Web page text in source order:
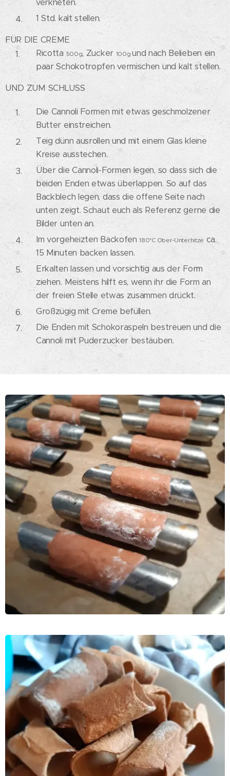
verkneten.
1 Std. kalt stellen.
FÜR DIE CREME
Ricotta500g, Zucker 100gund nach Belieben ein
paar Schokotropfen vermischen und kalt stellen.
UND ZUM SCHLUSS
Die Cannoli Formen mit etwas geschmolzener
Butter einstreichen.
Teig dünn ausrollen und mit einem Glas kleine
Kreise ausstechen.
Über die Cannoli-Formen legen, so dass sich die
beiden Enden etwas überlappen. So auf das
Backblech legen, dass die offene Seite nach
unten zeigt. Schaut euch als Referenz gerne die
Bilder unten an.
Im vorgeheizten Backofen180°C Ober-Unterhitze ca.
15 Minuten backen lassen.
Erkalten lassen und vorsichtig aus der Form
ziehen. Meistens hilft es, wenn ihr die Form an
der freien Stelle etwas zusammen drückt.
Großzügig mit Creme befüllen.
Die Enden mit Schokoraspeln bestreuen und die
Cannoli mit Puderzucker bestäuben.